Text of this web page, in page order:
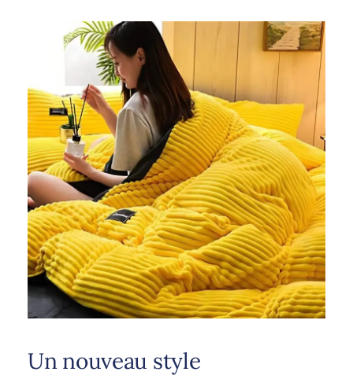
Un nouveau style